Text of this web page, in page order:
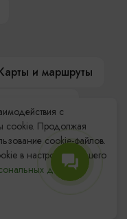
и маршруты
Музеи
с
cookie. Продолжая
cookie-файлов.
в настройках Вашего
данных.